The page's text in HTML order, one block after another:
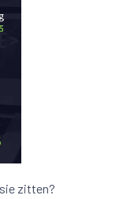
zitten?